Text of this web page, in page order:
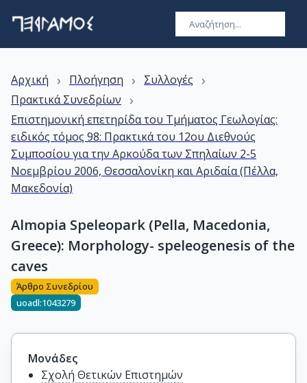
Αρχική › Πλοήγηση › Συλλογές ›
Πρακτικά Συνεδρίων ›
Επιστημονική επετηρίδα του Τμήματος Γεωλογίας:
ειδικός τόμος 98: Πρακτικά του 12ου Διεθνούς
Συμποσίου για την Αρκούδα των Σπηλαίων 2-5
Νοεμβρίου 2006, Θεσσαλονίκη και Αριδαία (Πέλλα,
Μακεδονία)
Almopia Speleopark (Pella, Macedonia,
Greece): Morphology- speleogenesis of the
caves
Άρθρο Συνεδρίου
uoadl:1043279
Μονάδες
Σχολή Θετικών Επιστημών